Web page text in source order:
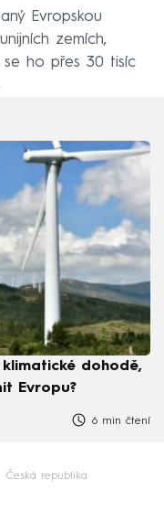
Evropskou
zemích,
se ho přes 30 tisíc
dohodě,
Evropu?
6 min čtení
Česká republika